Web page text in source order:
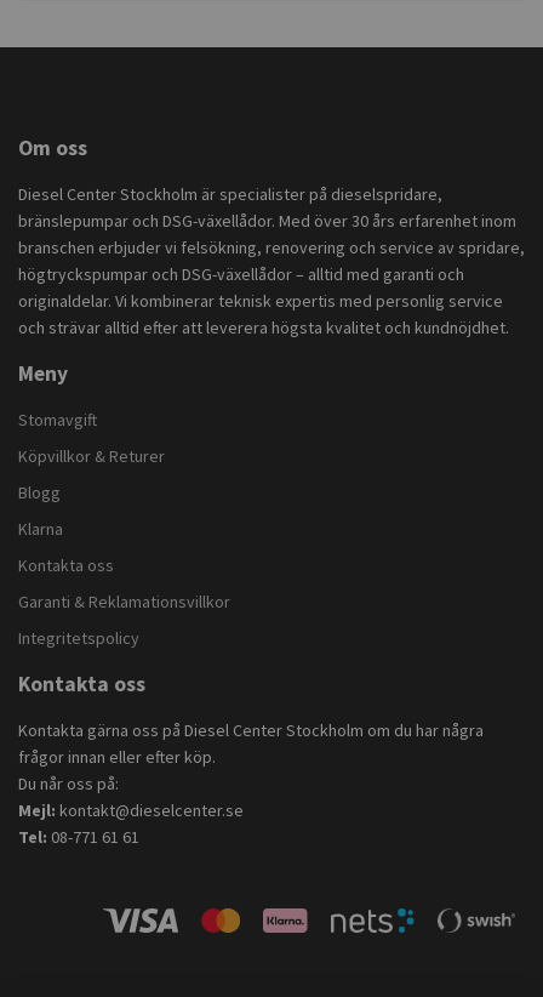
Om oss
Diesel Center Stockholm är specialister på dieselspridare,
bränslepumpar och DSG-växellådor. Med över 30 års erfarenhet inom
branschen erbjuder vi felsökning, renovering och service av spridare,
högtryckspumpar och DSG-växellådor – alltid med garanti och
originaldelar. Vi kombinerar teknisk expertis med personlig service
och strävar alltid efter att leverera högsta kvalitet och kundnöjdhet.
Meny
Stomavgift
Köpvillkor & Returer
Blogg
Klarna
Kontakta oss
Garanti & Reklamationsvillkor
Integritetspolicy
Kontakta oss
Kontakta gärna oss på Diesel Center Stockholm om du har några
frågor innan eller efter köp.
Du når oss på:
Mejl: kontakt@dieselcenter.se
Tel: 08-771 61 61